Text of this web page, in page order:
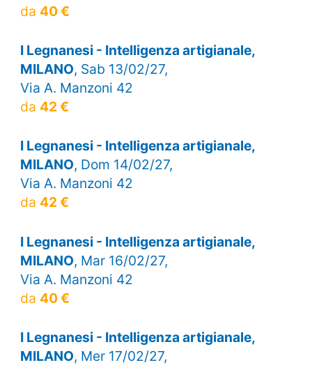
da 40 €
I Legnanesi - Intelligenza artigianale,
MILANO, Sab 13/02/27,
Via A. Manzoni 42
da 42 €
I Legnanesi - Intelligenza artigianale,
MILANO, Dom 14/02/27,
Via A. Manzoni 42
da 42 €
I Legnanesi - Intelligenza artigianale,
MILANO, Mar 16/02/27,
Via A. Manzoni 42
da 40 €
I Legnanesi - Intelligenza artigianale,
MILANO, Mer 17/02/27,